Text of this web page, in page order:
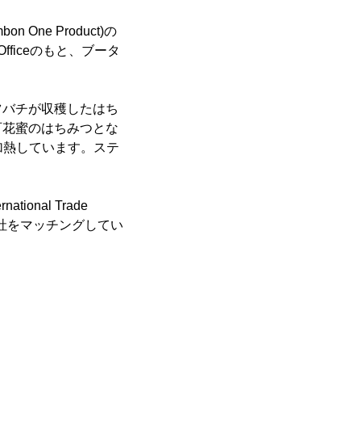
One Product)の
のもと、ブータ
チが収穫したはち
蜜のはちみつとな
しています。ステ
Trade
をマッチングしてい